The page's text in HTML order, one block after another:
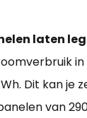
laten
Dit kan je
van